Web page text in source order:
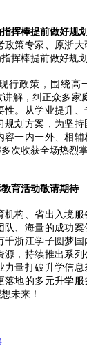
挥棒提前做好规划
政策专家、原浙
挥棒提前做好规
行政策，围绕高
解，纠正众多家
性。从学业提升
规划方案，为坚
容一内一外、相
次收获全场热烈掌
育活动敬请期待
构、省出入境服
、海量的成功案
浙江学子圆梦国
源，持续推出系
力量打破升学信
落地的多元升学
未来！